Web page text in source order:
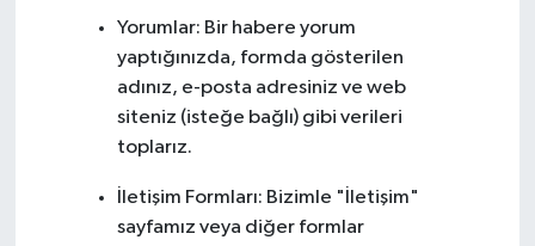
Yorumlar: Bir habere yorum
yaptığınızda, formda gösterilen
adınız, e-posta adresiniz ve web
siteniz (isteğe bağlı) gibi verileri
toplarız.
İletişim Formları: Bizimle "İletişim"
sayfamız veya diğer formlar